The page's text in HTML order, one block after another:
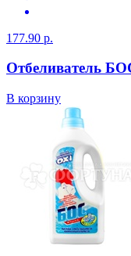
177.90 р.
Отбеливатель
В корзину